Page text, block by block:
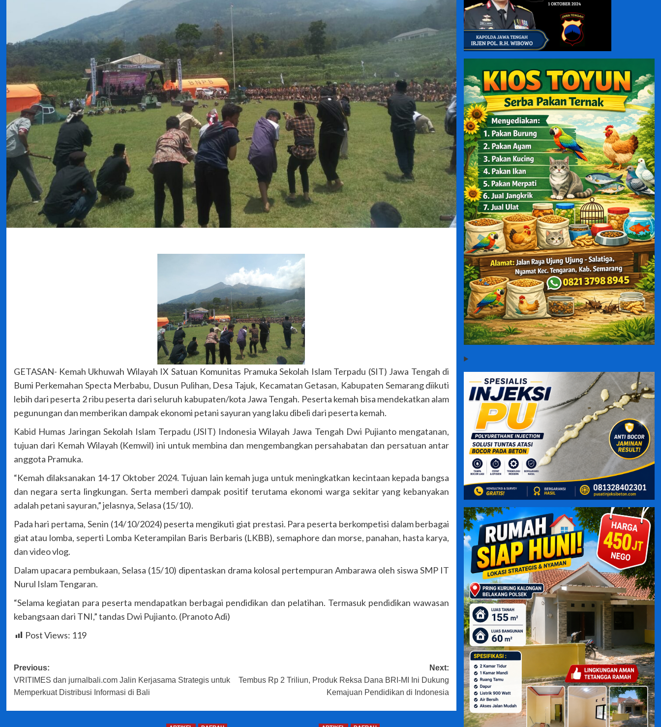
GETASAN- Kemah Ukhuwah Wilayah IX Satuan Komunitas Pramuka Sekolah Islam Terpadu (SIT) Jawa Tengah di
Bumi Perkemahan Specta Merbabu, Dusun Pulihan, Desa Tajuk, Kecamatan Getasan, Kabupaten Semarang diikuti
lebih dari peserta 2 ribu peserta dari seluruh kabupaten/kota Jawa Tengah. Peserta kemah bisa mendekatkan alam
pegunungan dan memberikan dampak ekonomi petani sayuran yang laku dibeli dari peserta kemah.
Kabid Humas Jaringan Sekolah Islam Terpadu (JSIT) Indonesia Wilayah Jawa Tengah Dwi Pujianto mengatanan,
tujuan dari Kemah Wilayah (Kemwil) ini untuk membina dan mengembangkan persahabatan dan persatuan antar
anggota Pramuka.
“Kemah dilaksanakan 14-17 Oktober 2024. Tujuan lain kemah juga untuk meningkatkan kecintaan kepada bangsa
dan negara serta lingkungan. Serta memberi dampak positif terutama ekonomi warga sekitar yang kebanyakan
adalah petani sayuran,” jelasnya, Selasa (15/10).
Pada hari pertama, Senin (14/10/2024) peserta mengikuti giat prestasi. Para peserta berkompetisi dalam berbagai
giat atau lomba, seperti Lomba Keterampilan Baris Berbaris (LKBB), semaphore dan morse, panahan, hasta karya,
dan video vlog.
Dalam upacara pembukaan, Selasa (15/10) dipentaskan drama kolosal pertempuran Ambarawa oleh siswa SMP IT
Nurul Islam Tengaran.
“Selama kegiatan para peserta mendapatkan berbagai pendidikan dan pelatihan. Termasuk pendidikan wawasan
kebangsaan dari TNI,” tandas Dwi Pujianto. (Pranoto Adi)
Post Views: 119
Post
navigation
Previous:
VRITIMES dan jurnalbali.com Jalin Kerjasama Strategis untuk
Memperkuat Distribusi Informasi di Bali
Next:
Tembus Rp 2 Triliun, Produk Reksa Dana BRI-MI Ini Dukung
Kemajuan Pendidikan di Indonesia